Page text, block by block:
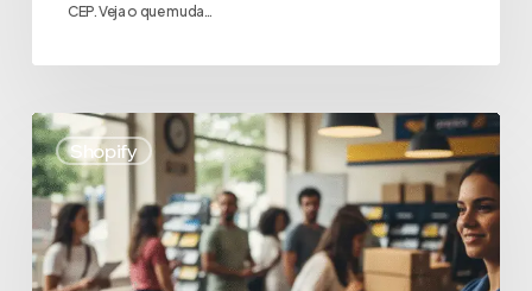
CEP. Veja o que muda…
Shopify